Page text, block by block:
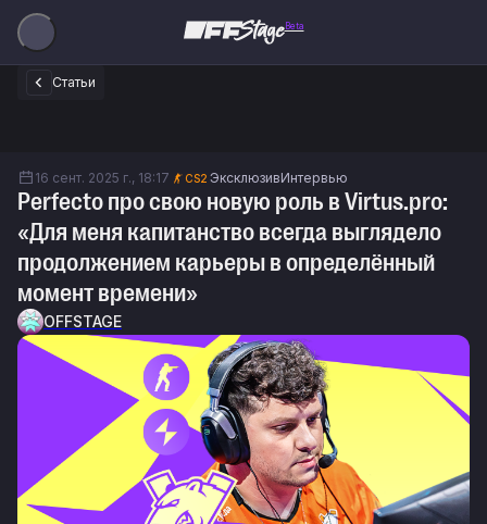
Beta
Статьи
16 сент. 2025 г., 18:17 CS2 ЭксклюзивИнтервью
Perfecto про свою новую роль в Virtus.pro:
«Для меня капитанство всегда выглядело
продолжением карьеры в определённый
момент времени»
OFFSTAGE